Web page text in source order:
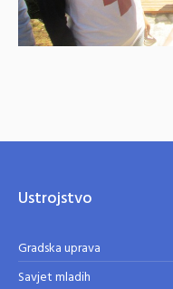
Ustrojstvo
Gradska uprava
Savjet mladih